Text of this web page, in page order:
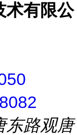
术有限公
东路观唐